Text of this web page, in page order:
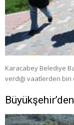
Karacabey Belediye
verdiği vaatlerden biri